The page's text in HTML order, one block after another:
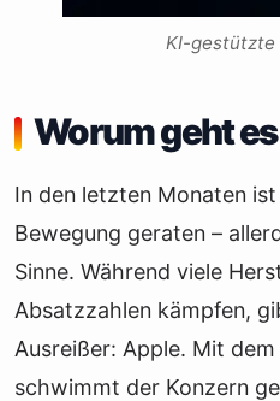
KI-
Worum geht
In den letzten Monaten
Bewegung geraten –
Sinne. Während viele
Absatzzahlen kämpfen,
Ausreißer: Apple. Mit
schwimmt der Konzern